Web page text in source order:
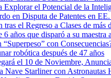
Explorar el Potencial de la
en Disputa de Patentes en
el Regreso a Clases de más
años que disparó a su maestra
con
robótica después de 47 años
el 10 de Noviembre,
Nave Starliner con Astronautas